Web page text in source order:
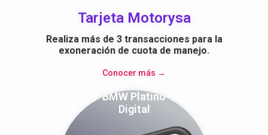
Tarjeta Motorysa
Realiza más de 3 transacciones para la
exoneración de cuota de manejo.
Conocer más →
BMW Platino
Digital